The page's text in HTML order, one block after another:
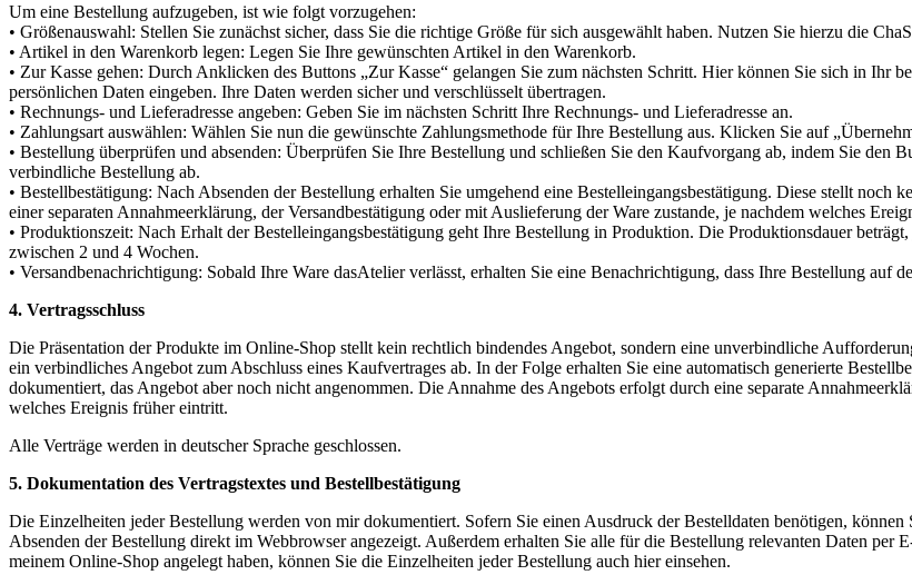
Um eine Bestellung aufzugeben, ist wie folgt vorzugehen:
• Größenauswahl: Stellen Sie zunächst sicher, dass Sie die richtige Größe für sich ausgewählt haben. Nutzen Sie hierzu die
• Artikel in den Warenkorb legen: Legen Sie Ihre gewünschten Artikel in den Warenkorb.
• Zur Kasse gehen: Durch Anklicken des Buttons „Zur Kasse“ gelangen Sie zum nächsten Schritt. Hier können Sie sich in Ihr
persönlichen Daten eingeben. Ihre Daten werden sicher und verschlüsselt übertragen.
• Rechnungs- und Lieferadresse angeben: Geben Sie im nächsten Schritt Ihre Rechnungs- und Lieferadresse an.
• Zahlungsart auswählen: Wählen Sie nun die gewünschte Zahlungsmethode für Ihre Bestellung aus. Klicken Sie auf
• Bestellung überprüfen und absenden: Überprüfen Sie Ihre Bestellung und schließen Sie den Kaufvorgang ab, indem Sie den
verbindliche Bestellung ab.
• Bestellbestätigung: Nach Absenden der Bestellung erhalten Sie umgehend eine Bestelleingangsbestätigung. Diese stellt
einer separaten Annahmeerklärung, der Versandbestätigung oder mit Auslieferung der Ware zustande, je nachdem welches
• Produktionszeit: Nach Erhalt der Bestelleingangsbestätigung geht Ihre Bestellung in Produktion. Die Produktionsdauer
zwischen 2 und 4 Wochen.
• Versandbenachrichtigung: Sobald Ihre Ware dasAtelier verlässt, erhalten Sie eine Benachrichtigung, dass Ihre Bestellung auf
4. Vertragsschluss
Die Präsentation der Produkte im Online-Shop stellt kein rechtlich bindendes Angebot, sondern eine unverbindliche
ein verbindliches Angebot zum Abschluss eines Kaufvertrages ab. In der Folge erhalten Sie eine automatisch generierte
dokumentiert, das Angebot aber noch nicht angenommen. Die Annahme des Angebots erfolgt durch eine separate
welches Ereignis früher eintritt.
Alle Verträge werden in deutscher Sprache geschlossen.
5. Dokumentation des Vertragstextes und Bestellbestätigung
Die Einzelheiten jeder Bestellung werden von mir dokumentiert. Sofern Sie einen Ausdruck der Bestelldaten benötigen,
Absenden der Bestellung direkt im Webbrowser angezeigt. Außerdem erhalten Sie alle für die Bestellung relevanten Daten
meinem Online-Shop angelegt haben, können Sie die Einzelheiten jeder Bestellung auch hier einsehen.